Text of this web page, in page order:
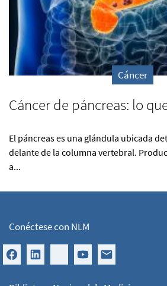
Cáncer
Cáncer de páncreas: lo
El páncreas es una glándula ubicada
delante de la columna vertebral.
a...
Conéctese con NLM